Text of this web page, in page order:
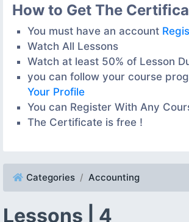
How to Get The
You must have an account
Watch All Lessons
Watch at least 50% of Lesson
you can follow your course
Your Profile
You can Register With Any
The Certificate is free !
Categories Accounting
Lessons | 4